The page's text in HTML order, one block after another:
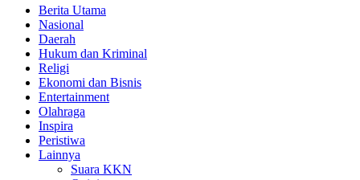
Berita Utama
Nasional
Daerah
Hukum dan Kriminal
Religi
Ekonomi dan Bisnis
Entertainment
Olahraga
Inspira
Peristiwa
Lainnya
Suara KKN